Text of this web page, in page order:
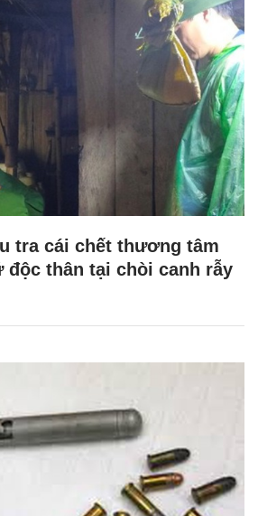
tra cái chết thương tâm
độc thân tại chòi canh rẫy